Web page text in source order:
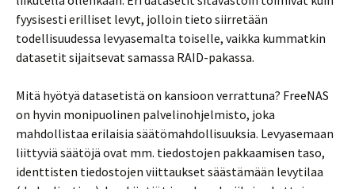
fyysisesti erilliset levyt, jolloin tieto siirretään
todellisuudessa levyasemalta toiselle, vaikka kummatkin
datasetit sijaitsevat samassa RAID-pakassa.
Mitä hyötyä datasetistä on kansioon verrattuna? FreeNAS
on hyvin monipuolinen palvelinohjelmisto, joka
mahdollistaa erilaisia säätömahdollisuuksia. Levyasemaan
liittyviä säätöjä ovat mm. tiedostojen pakkaamisen taso,
identtisten tiedostojen viittaukset säästämään levytilaa